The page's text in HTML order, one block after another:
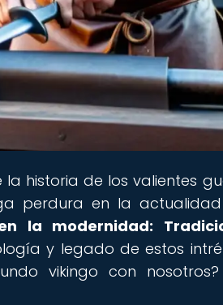
la historia de los valientes
perdura en la
la modernidad:
y legado de estos
vikingo con nosotros?